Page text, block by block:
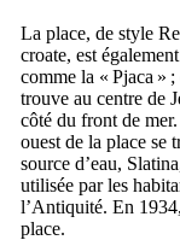
La place, de style
croate, est
comme la « Pjaca » ;
trouve au centre de
côté du front de
ouest de la place se
source d’eau, Slatina
utilisée par les
l’Antiquité. En
place.